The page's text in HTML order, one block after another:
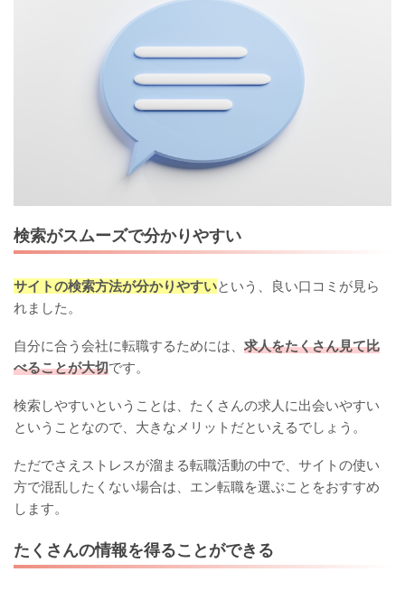
検索がスムーズで分かりやすい
サイトの検索方法が分かりやすいという、良い口コミが見ら
れました。
自分に合う会社に転職するためには、 求人をたくさん見て比
べることが大切です。
検索しやすいということは、たくさんの求人に出会いやすい
ということなので、大きなメリットだといえるでしょう。
ただでさえストレスが溜まる転職活動の中で、サイトの使い
方で混乱したくない場合は、エン転職を選ぶことをおすすめ
します。
たくさんの情報を得ることができる